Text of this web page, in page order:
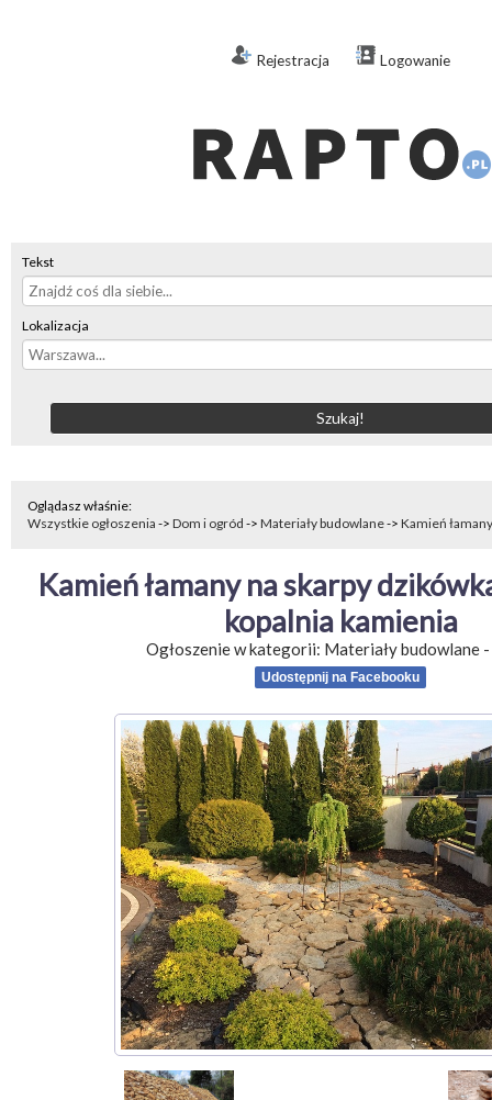
Rejestracja Logowanie
Tekst
Lokalizacja
Oglądasz właśnie:
Wszystkie ogłoszenia -> Dom i ogród -> Materiały budowlane-> Kamień
Kamień łamany na skarpy
kopalnia kamienia
Ogłoszenie w kategorii: Materiały budowlane-
Udostępnij na Facebooku